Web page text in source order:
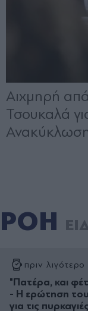
ΡΟΗ
πριν
"Πατέρα, και
- Η ερώτηση
για τις